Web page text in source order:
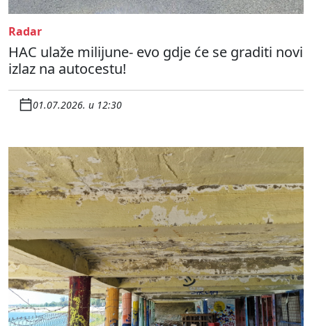
Radar
HAC ulaže milijune- evo gdje će se graditi novi
izlaz na autocestu!
01.07.2026. u 12:30